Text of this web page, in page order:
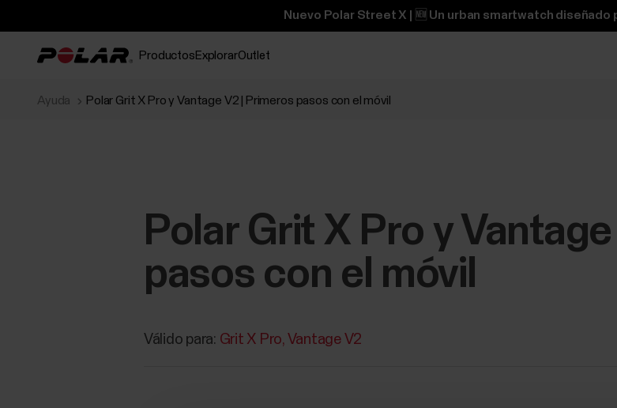
Nuevo Polar Street X | 🆕 Un urban smartwatch
Productos ExplorarOutlet
Ayuda Polar Grit X Pro y Vantage V2 | Primeros pasos con el móvil
Polar Grit X Pro y
pasos con el móvil
Válido para: Grit X Pro Vantage V2